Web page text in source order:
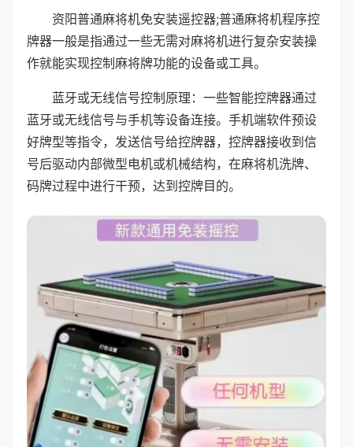
资阳普通麻将机免安装遥控器;普通麻将机程序控
牌器一般是指通过一些无需对麻将机进行复杂安装操
作就能实现控制麻将牌功能的设备或工具。
蓝牙或无线信号控制原理：一些智能控牌器通过
蓝牙或无线信号与手机等设备连接。手机端软件预设
好牌型等指令，发送信号给控牌器，控牌器接收到信
号后驱动内部微型电机或机械结构，在麻将机洗牌、
码牌过程中进行干预，达到控牌目的。